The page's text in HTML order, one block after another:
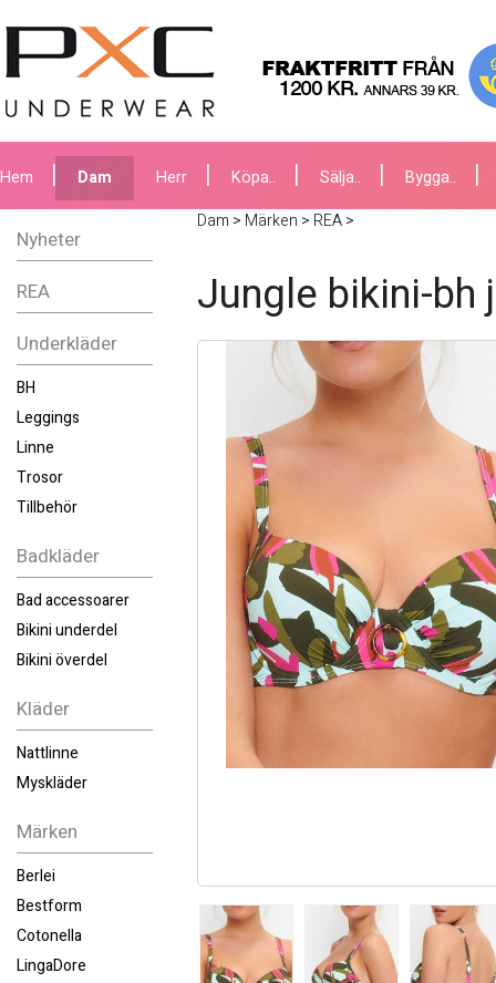
Hem Dam Herr Köpa.. Sälja.. Bygga..
Nyheter
REA
Underkläder
BH
Leggings
Linne
Trosor
Tillbehör
Badkläder
Bad accessoarer
Bikini underdel
Bikini överdel
Kläder
Nattlinne
Myskläder
Märken
Berlei
Bestform
Cotonella
LingaDore
Dam > Märken > REA>
Jungle bikini-bh